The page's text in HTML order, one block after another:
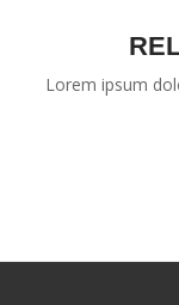
Lorem ipsum